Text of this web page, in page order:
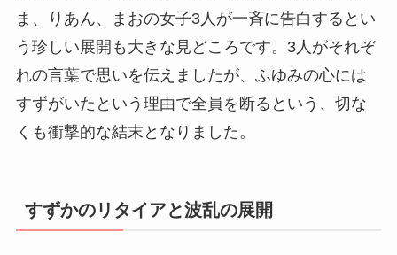
ま、りあん、まおの女子3人が一斉に告白するとい
う珍しい展開も大きな見どころです。3人がそれぞ
れの言葉で思いを伝えましたが、ふゆみの心には
すずがいたという理由で全員を断るという、切な
くも衝撃的な結末となりました。
すずかのリタイアと波乱の展開